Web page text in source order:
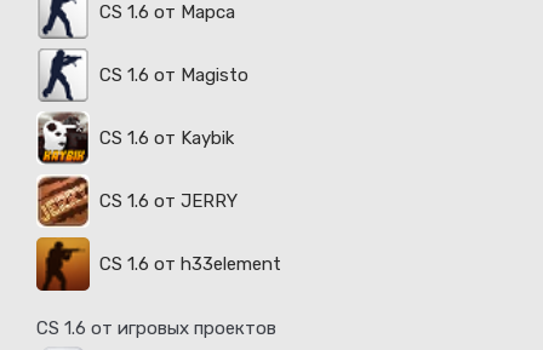
CS 1.6 от Марса
CS 1.6 от Magisto
CS 1.6 от Kaybik
CS 1.6 от JERRY
CS 1.6 от h33element
CS 1.6 от игровых проектов